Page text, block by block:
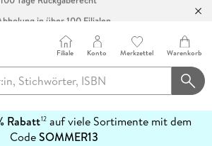
Abholung in über 100 Filialen
Filiale Konto Merkzettel Warenkorb
Rabatt12auf viele Sortimente mit dem
CodeSOMMER13